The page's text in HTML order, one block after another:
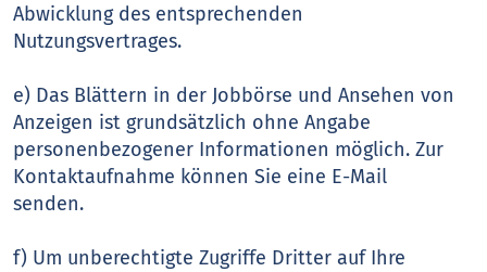
Abwicklung des entsprechenden
Nutzungsvertrages.
e) Das Blättern in der Jobbörse und Ansehen von
Anzeigen ist grundsätzlich ohne Angabe
personenbezogener Informationen möglich. Zur
Kontaktaufnahme können Sie eine E-Mail
senden.
f) Um unberechtigte Zugriffe Dritter auf Ihre